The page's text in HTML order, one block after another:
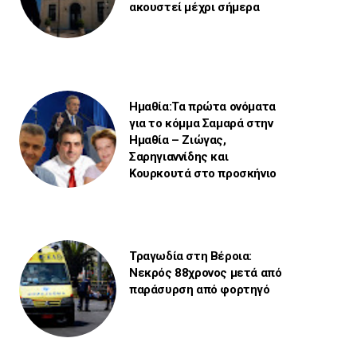
ακουστεί μέχρι σήμερα
Ημαθία:Τα πρώτα ονόματα
για το κόμμα Σαμαρά στην
Ημαθία – Ζιώγας,
Σαρηγιαννίδης και
Κουρκουτά στο προσκήνιο
Τραγωδία στη Βέροια:
Νεκρός 88χρονος μετά από
παράσυρση από φορτηγό